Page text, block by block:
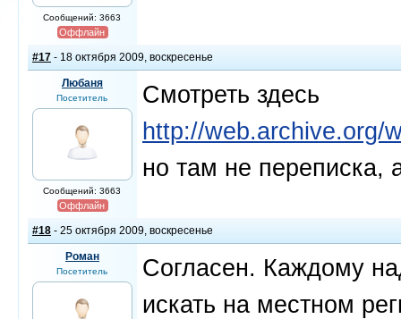
Сообщений: 3663
Оффлайн
#17 - 18 октября 2009, воскресенье
Любаня
Посетитель
Сообщений: 3663
Оффлайн
Смотреть здесь
http://web.archive.org/
но там не переписка,
#18 - 25 октября 2009, воскресенье
Роман
Посетитель
Согласен. Каждому
искать на местном